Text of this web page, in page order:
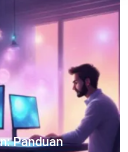
Lebih Mudah